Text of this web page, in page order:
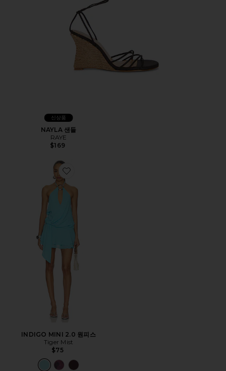
신상품
NAYLA 샌들
RAYE
$169
Favorite INDIGO MINI 2.0 원피스
INDIGO MINI 2.0 원피스
Tiger Mist
$75